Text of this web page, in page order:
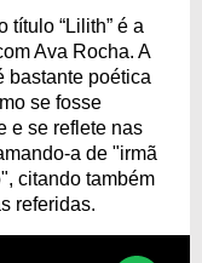
título “Lilith” é a
Ava Rocha. A
bastante poética
se fosse
e se reflete nas
a de "irmã
citando também
referidas.